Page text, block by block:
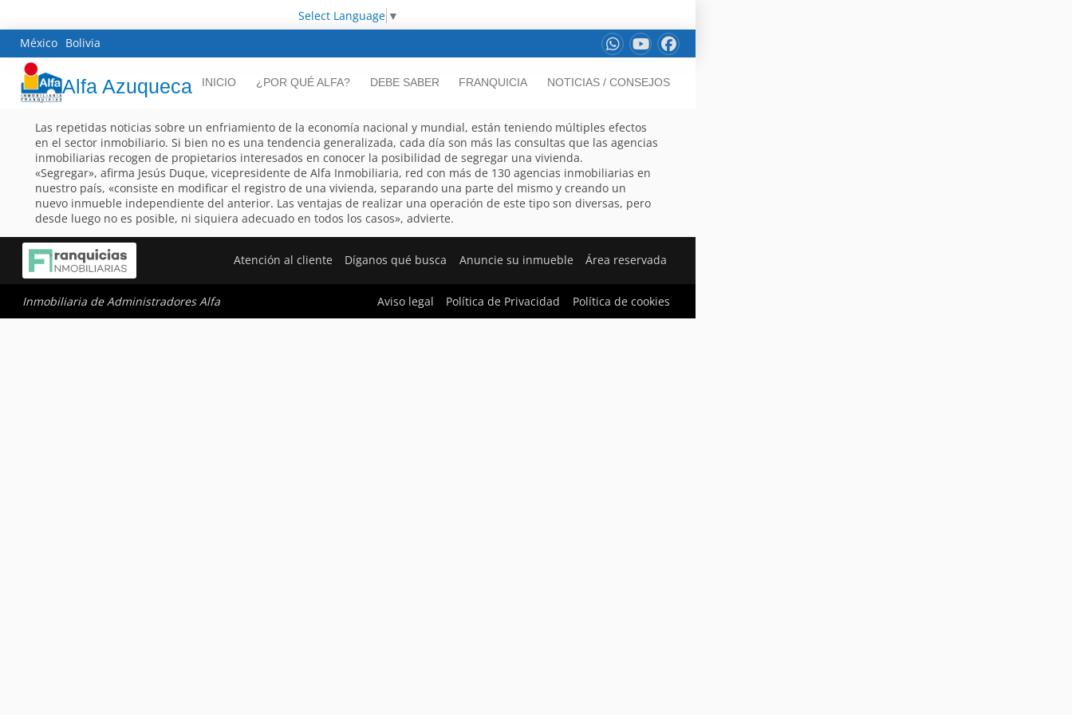
Select Language ▼
México Bolivia
Alfa Azuqueca INICIO ¿POR QUÉ ALFA? DEBE SABER FRANQUICIA NOTICIAS / CONSEJOS
Las repetidas noticias sobre un enfriamiento de la economía nacional y mundial, están teniendo múltiples efectos
en el sector inmobiliario. Si bien no es una tendencia generalizada, cada día son más las consultas que las agencias
inmobiliarias recogen de propietarios interesados en conocer la posibilidad de segregar una vivienda.
«Segregar», afirma Jesús Duque, vicepresidente de Alfa Inmobiliaria, red con más de 130 agencias inmobiliarias en
nuestro país, «consiste en modificar el registro de una vivienda, separando una parte del mismo y creando un
nuevo inmueble independiente del anterior. Las ventajas de realizar una operación de este tipo son diversas, pero
desde luego no es posible, ni siquiera adecuado en todos los casos», advierte.
Atención al cliente Díganos qué busca Anuncie su inmueble Área reservada
Inmobiliaria de Administradores Alfa Aviso legal Política de Privacidad Política de cookies